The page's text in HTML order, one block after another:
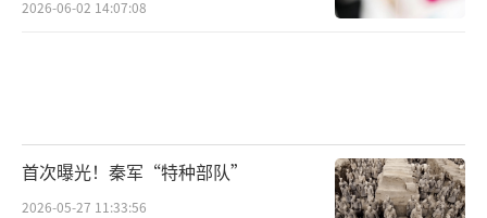
剧集的品质提升，让作品更富于艺术的生命力
路的内在驱动，助力整体产业走向成熟和繁
荣。
2026-06-02 14:07:08
首次曝光！秦军“特种部队”
2026-05-27 11:33:56